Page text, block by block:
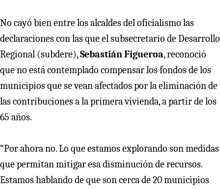
No cayó bien entre los alcaldes del oficialismo las
declaraciones con las que el subsecretario de Desarrollo
Regional (subdere),Sebastián Figueroa, reconoció
que no está contemplado compensar los fondos de los
municipios que se vean afectados por la eliminación de
las contribuciones a la primera vivienda, a partir de los
65 años.
“Por ahora no. Lo que estamos explorando son medidas
que permitan mitigar esa disminución de recursos.
Estamos hablando de que son cerca de 20 municipios